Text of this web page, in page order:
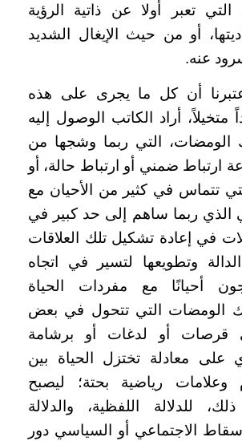
التي تعبر أولا عن ذاتية الرؤية
أو من حيث الإيغال الشديد
عنه.
أن كل ما يجرى على هذه
أراد الكاتب الوصول إليه
الومضات، التي ربما وشجها من
ارتباط ضمني أو ارتباط حالة، أو
تتماس في كثير من الأحيان مع
الذي ربما ساهم إلى حد كبير في
في إعادة تشكيل تلك العلاقات
الدالة وتطويعها لتسير في اتجاه
أحيانًا مع مفردات الحياة
الومضات التي تتحول في بعض
قرصات أو لدغات أو برشامة
على معادلة تختزل الحياة بين
وعلامات رياضية بحتة؛ ليصبح
للدلالة اللفظية، والدلالة
الاجتماعي أو السياسي دور